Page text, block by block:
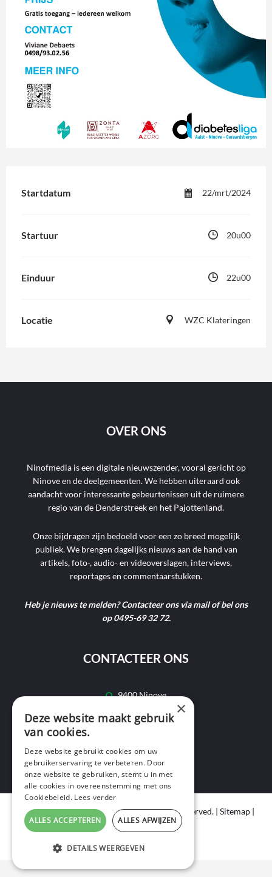
Startdatum 22/mrt/2024
Startuur 20u00
Einduur 22u00
Locatie WZC Klateringen
OVER ONS
Ninofmedia is een digitale nieuwszender, vooral gericht op
Ninove en de deelgemeenten. We hebben uiteraard ook
aandacht voor interessante gebeurtenissen uit de ruimere
regio van de Denderstreek en het Pajottenland.
Onze bijdragen zijn bedoeld voor een zo breed mogelijk
publiek. We brengen dagelijks nieuws aan de hand van
artikels, foto-, audio- en videoverslagen, interviews,
reportages en commentaarstukken.
Heb je nieuws te melden? Contacteer ons via mail of bel ons
op 0495-69 32 72.
CONTACTEER ONS
9400 Ninove
info@ninofmedia.tv
Copyright © 2020 Ninof Media. All Rights Reserved. | Sitemap|
Cookie Policy|Privacy Policy
×
Deze website maakt gebruik
van cookies.
Deze website gebruikt cookies om uw
gebruikerservaring te verbeteren. Door
onze website te gebruiken, stemt u in met
alle cookies in overeenstemming met ons
Cookiebeleid. Lees verder
ALLES ACCEPTEREN ALLES AFWIJZEN
DETAILS WEERGEVEN
STRIKT NOODZAKELIJK